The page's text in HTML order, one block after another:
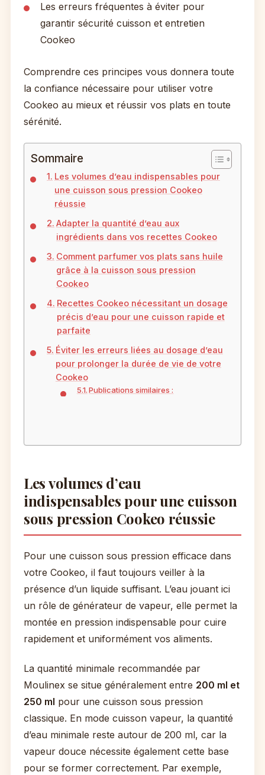
Les erreurs fréquentes à éviter pour
garantir sécurité cuisson et entretien
Cookeo
Comprendre ces principes vous donnera toute
la confiance nécessaire pour utiliser votre
Cookeo au mieux et réussir vos plats en toute
sérénité.
Sommaire
Les volumes d’eau indispensables pour
une cuisson sous pression Cookeo
réussie
Adapter la quantité d’eau aux
ingrédients dans vos recettes Cookeo
Comment parfumer vos plats sans huile
grâce à la cuisson sous pression
Cookeo
Recettes Cookeo nécessitant un dosage
précis d’eau pour une cuisson rapide et
parfaite
Éviter les erreurs liées au dosage d’eau
pour prolonger la durée de vie de votre
Cookeo
Publications similaires :
Les volumes d’eau
indispensables pour une cuisson
sous pression Cookeo réussie
Pour une cuisson sous pression efficace dans
votre Cookeo, il faut toujours veiller à la
présence d’un liquide suffisant. L’eau jouant ici
un rôle de générateur de vapeur, elle permet la
montée en pression indispensable pour cuire
rapidement et uniformément vos aliments.
La quantité minimale recommandée par
Moulinex se situe généralement entre 200 ml et
250 ml pour une cuisson sous pression
classique. En mode cuisson vapeur, la quantité
d’eau minimale reste autour de 200 ml, car la
vapeur douce nécessite également cette base
pour se former correctement. Par exemple,